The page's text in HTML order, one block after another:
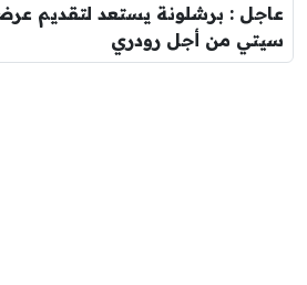
عاجل : برشلونة يستعد لتقديم
سيتي من أجل رودري